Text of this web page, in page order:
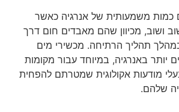
כמות משמעותית של אנרגיה כאשר
ושוב, מכיוון שהם מאבדים חום דרך
תהליך הרתיחה. מכשירי מים
יותר באנרגיה, במיוחד עבור מקומות
מודעות אקולוגית שמטרתם להפחית
שלהם.